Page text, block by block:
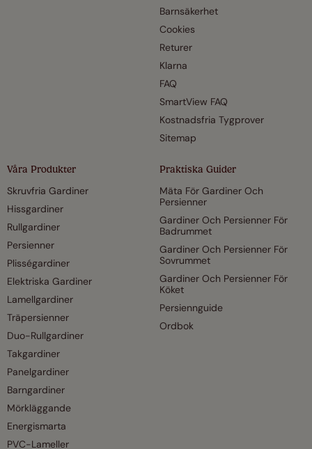
Barnsäkerhet
Cookies
Returer
Klarna
FAQ
SmartView FAQ
Kostnadsfria Tygprover
Sitemap
Våra Produkter
Skruvfria Gardiner
Hissgardiner
Rullgardiner
Persienner
Plisségardiner
Elektriska Gardiner
Lamellgardiner
Träpersienner
Duo-Rullgardiner
Takgardiner
Panelgardiner
Barngardiner
Mörkläggande
Energismarta
PVC-Lameller
Praktiska Guider
Mäta För Gardiner Och
Persienner
Gardiner Och Persienner För
Badrummet
Gardiner Och Persienner För
Sovrummet
Gardiner Och Persienner För
Köket
Persiennguide
Ordbok